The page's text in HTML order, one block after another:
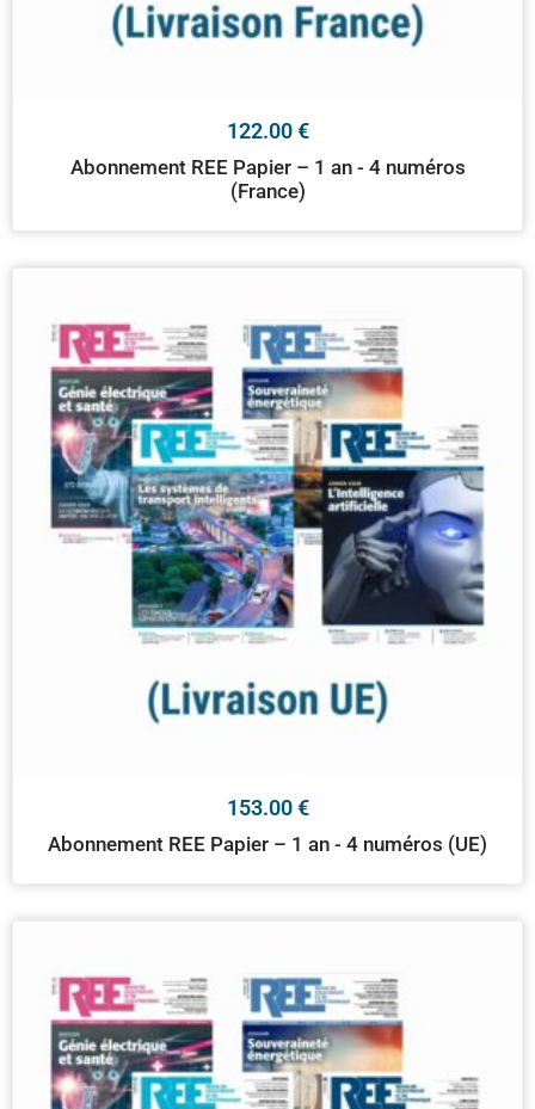
122.00€
Abonnement REE Papier – 1 an - 4 numéros
(France)
153.00€
Abonnement REE Papier – 1 an - 4 numéros (UE)